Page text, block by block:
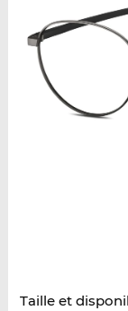
Taille et